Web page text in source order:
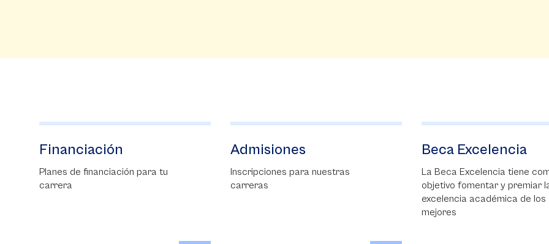
Admisiones
Inscripciones para nuestras
carreras
Beca Excelencia
La Beca Excelencia tiene como
objetivo fomentar y premiar la
Prácticas
profesionales
Comienza tu experiencia
profesional.